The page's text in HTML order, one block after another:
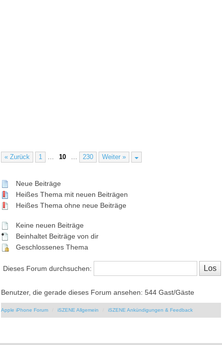
« Zurück 1 10 230 Weiter »
Neue Beiträge
Heißes Thema mit neuen Beiträgen
Heißes Thema ohne neue Beiträge
Keine neuen Beiträge
Beinhaltet Beiträge von dir
Geschlossenes Thema
Dieses Forum durchsuchen:
Benutzer, die gerade dieses Forum ansehen: 544 Gast/Gäste
Apple iPhone Forum iSZENE Allgemein iSZENE Ankündigungen & Feedback